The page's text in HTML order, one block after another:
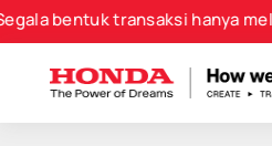
transaksi hanya melalui